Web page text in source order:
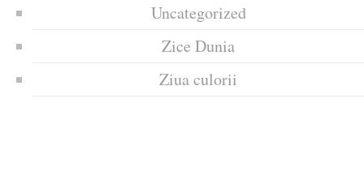
Uncategorized
Zice Dunia
Ziua culorii